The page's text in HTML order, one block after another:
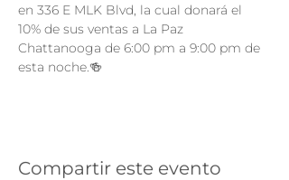
en 336 E MLK Blvd, la cual donará el
10% de sus ventas a La Paz
Chattanooga de 6:00 pm a 9:00 pm de
esta noche.🍻
Compartir este evento